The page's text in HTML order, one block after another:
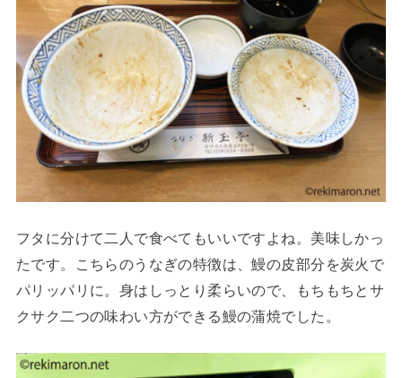
フタに分けて二人で食べてもいいですよね。美味しかっ
たです。こちらのうなぎの特徴は、鰻の皮部分を炭火で
パリッパリに。身はしっとり柔らいので、もちもちとサ
クサク二つの味わい方ができる鰻の蒲焼でした。